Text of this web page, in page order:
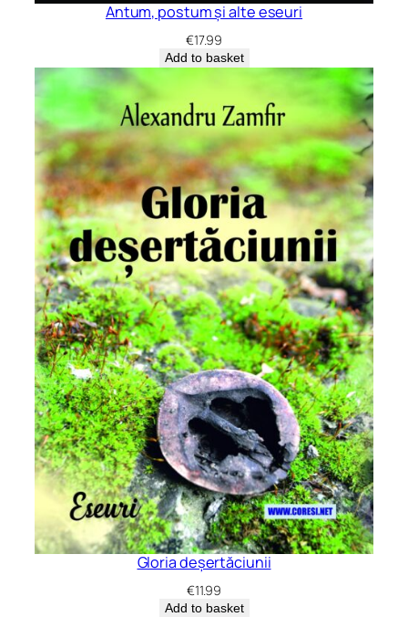
Antum, postum și alte eseuri
€17.99
Add to basket
Gloria deșertăciunii
€11.99
Add to basket